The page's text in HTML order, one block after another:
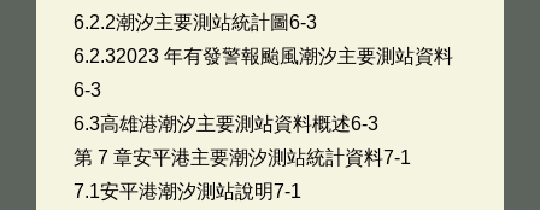
6.2.2潮汐主要測站統計圖6-3
6.2.32023 年有發警報颱風潮汐主要測站資料
6-3
6.3高雄港潮汐主要測站資料概述6-3
第 7 章安平港主要潮汐測站統計資料7-1
7.1安平港潮汐測站說明7-1